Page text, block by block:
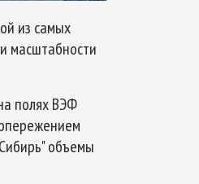
из самых
масштабности
полях ВЭФ
объемы